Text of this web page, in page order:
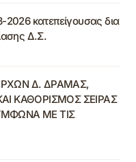
κατεπείγουσας δια
Δ.Σ.
Δ. ΔΡΑΜΑΣ,
ΚΑΘΟΡΙΣΜΟΣ ΣΕΙΡΑΣ
ΜΕ ΤΙΣ